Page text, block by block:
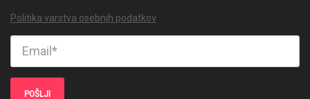
Politika varstva osebnih podatkov